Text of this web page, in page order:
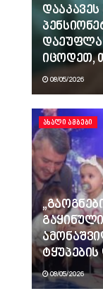
დაეუფლა
იცოდეთ,
08/05/2026
ᲐᲮᲐᲚᲘ ᲐᲛᲑᲔᲑᲘ
08/05/2026